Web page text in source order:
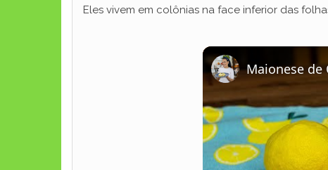
Eles vivem em colônias na face inferior das
Maionese de